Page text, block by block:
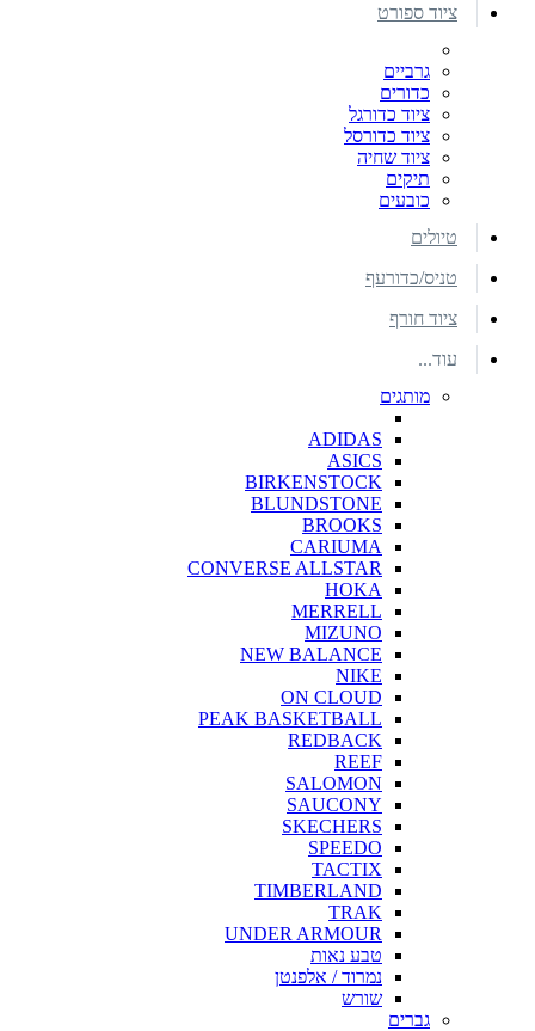
ציוד ספורט
גרביים
כדורים
ציוד כדורגל
ציוד כדורסל
ציוד שחיה
תיקים
כובעים
טיולים
טניס/כדורעף
ציוד חורף
עוד...
מותגים
ADIDAS
ASICS
BIRKENSTOCK
BLUNDSTONE
BROOKS
CARIUMA
CONVERSE ALLSTAR
HOKA
MERRELL
MIZUNO
NEW BALANCE
NIKE
ON CLOUD
PEAK BASKETBALL
REDBACK
REEF
SALOMON
SAUCONY
SKECHERS
SPEEDO
TACTIX
TIMBERLAND
TRAK
UNDER ARMOUR
טבע נאות
נמרוד / אלפנטן
שורש
גברים